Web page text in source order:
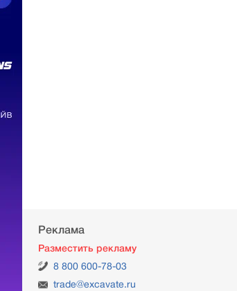
Реклама
Разместить рекламу
8 800 600-78-03
trade@excavate.ru